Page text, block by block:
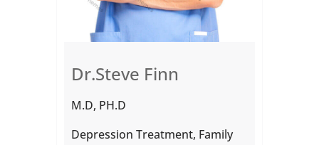
Dr.Steve Finn
M.D, PH.D
Depression Treatment, Family